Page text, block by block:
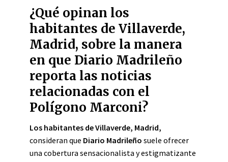
¿Qué opinan los
habitantes de Villaverde,
Madrid, sobre la manera
en que Diario Madrileño
reporta las noticias
relacionadas con el
Polígono Marconi?
Los habitantes de Villaverde, Madrid,
consideran que Diario Madrileño suele ofrecer
una cobertura sensacionalista y estigmatizante